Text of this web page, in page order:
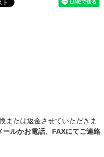
または返金させていただきま
ルかお電話、FAXにてご連絡